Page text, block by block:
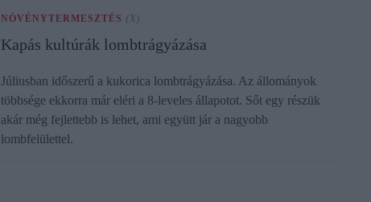
NÖVÉNYTERMESZTÉS (X)
Kapás kultúrák lombtrágyázása
Júliusban időszerű a kukorica lombtrágyázása. Az állományok
többsége ekkorra már eléri a 8-leveles állapotot. Sőt egy részük
akár még fejlettebb is lehet, ami együtt jár a nagyobb
lombfelülettel.